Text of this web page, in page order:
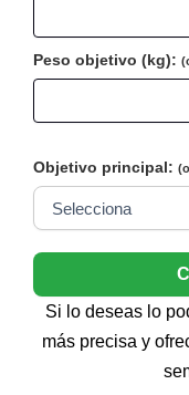
Peso objetivo (kg):
Objetivo principal:
Si lo deseas lo
más precisa y